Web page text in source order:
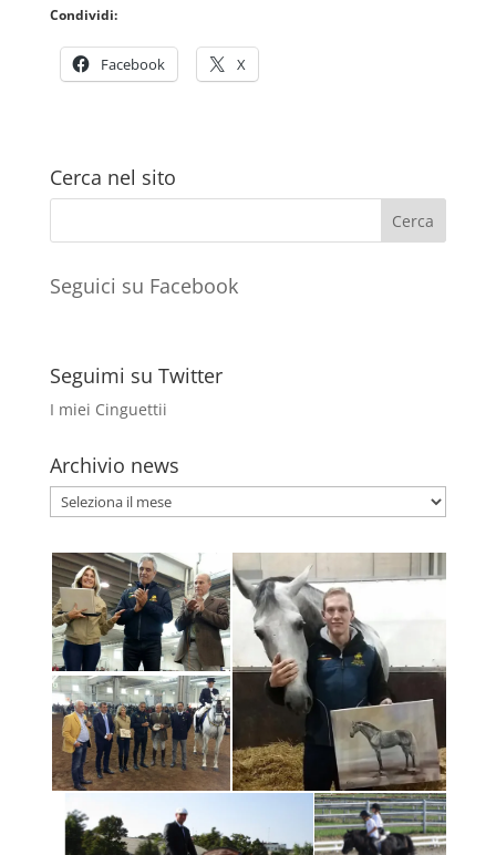
Condividi:
Facebook X
Cerca nel sito
Seguici su Facebook
Seguimi su Twitter
I miei Cinguettii
Archivio news
Archivio
news